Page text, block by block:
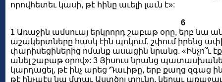
որովհետեւ կասի, թէ հինը աւելի լաւն է»:
6
1 Առաջին ամսուայ երկրորդ շաբաթ օրը, երբ նա
աշակերտները հասկ էին պոկում, շփում իրենց ափի
փարիսեցիներից ոմանք ասացին նրանց. «Ինչո՞ւ էք
անել շաբաթ օրով»: 3 Յիսուս նրանց
կարդացել, թէ ինչ արեց Դաւիթը, երբ քաղց զգաց
թէ ինչպէս նա մտաւ Աստծոյ տունը, կերաւ